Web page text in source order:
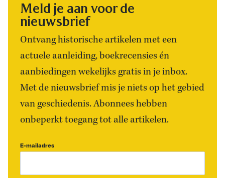
Meld je aan voor de
nieuwsbrief
Ontvang historische artikelen met een
actuele aanleiding, boekrecensies én
aanbiedingen wekelijks gratis in je inbox.
Met de nieuwsbrief mis je niets op het gebied
van geschiedenis. Abonnees hebben
onbeperkt toegang tot alle artikelen.
E-mailadres